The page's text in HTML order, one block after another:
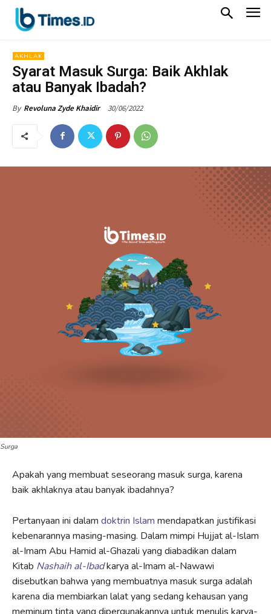
AKHLAK
Syarat Masuk Surga: Baik Akhlak
atau Banyak Ibadah?
By Revoluna Zyde Khaidir 30/06/2022
Surga
Apakah yang membuat seseorang masuk surga, karena
baik akhlaknya atau banyak ibadahnya?
Pertanyaan ini dalam doktrin Islam mendapatkan justifikasi
kebenarannya masing-masing. Dalam mimpi Hujjat al-Islam
al-Imam Abu Hamid al-Ghazali yang diabadikan dalam
Kitab Nashaih al-Ibadkarya al-Imam al-Nawawi
disebutkan bahwa yang membuatnya masuk surga adalah
karena dia membiarkan lalat yang sedang kehausan yang
meminum tinta yang dipergunakannya untuk menulis karya-